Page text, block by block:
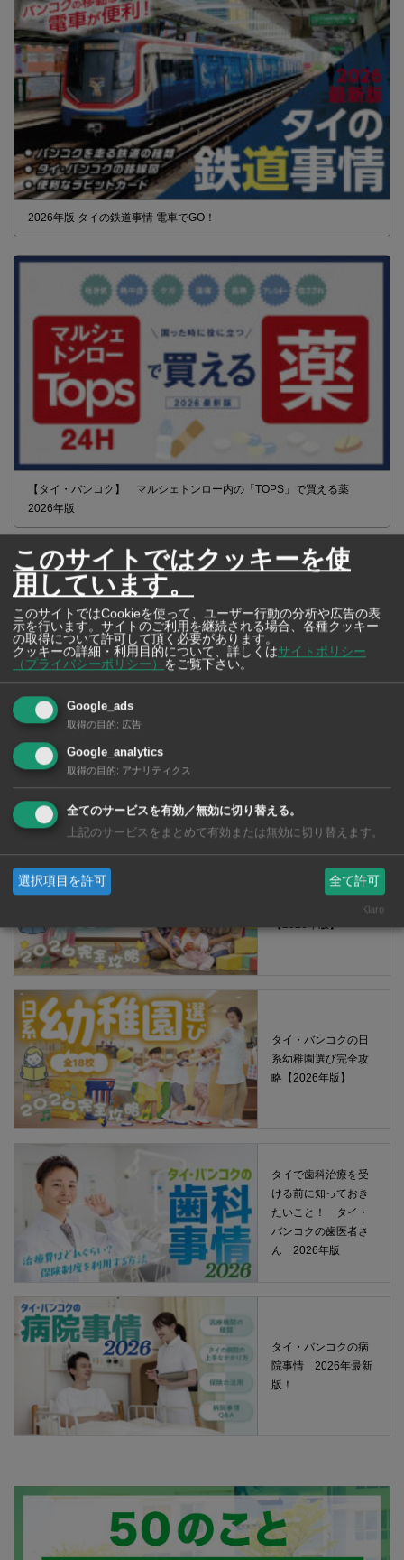
2026年版 タイの鉄道事情 電車でGO！
【タイ・バンコク】 マルシェトンロー内の「TOPS」で買える薬
2026年版
【タイ・バンコク】 コンビニ（セブンイレブン）で買える薬 2026年
版
タイ・バンコクの保
【2026年版】
タイ・バンコクの日
系幼稚園選び完全攻
略【2026年版】
タイで歯科治療を受
ける前に知っておき
たいこと！ タイ・
バンコクの歯医者さ
ん 2026年版
タイ・バンコクの病
院事情 2026年最新
版！
このサイトではクッキーを使
用しています。
このサイトではCookieを使って、ユーザー行動の分析や広告の表
示を行います。サイトのご利用を継続される場合、各種クッキー
の取得について許可して頂く必要があります。
クッキーの詳細・利用目的について、詳しくはサイトポリシー
（プライバシーポリシー）
をご覧下さい。
Google_ads
取得の目的: 広告
Google_analytics
取得の目的: アナリティクス
全てのサービスを有効／無効に切り替える。
上記のサービスをまとめて有効または無効に切り替えます。
選択項目を許可 全て許可
Klaro